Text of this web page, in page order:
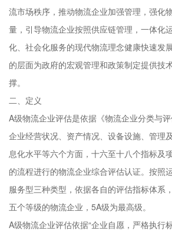
流市场秩序，推动物流企业加强管理，强化
量，引导物流企业按照供应链管理，一体化
化、社会化服务的现代物流理念健康快速发
的层面为政府的宏观管理和政策制定提供技
撑。
二、定义
A级物流企业评估是依据《物流企业分类与
企业经营状况、资产情况、设备设施、管理
息化水平等六个方面，十六至十八个指标及
的流程进行的物流企业综合评估认证。按照
服务型三种类型，依据各自的评估指标体系
五个等级的物流企业，5A级为最高级。
A级物流企业评估依据“企业自愿，严格执行